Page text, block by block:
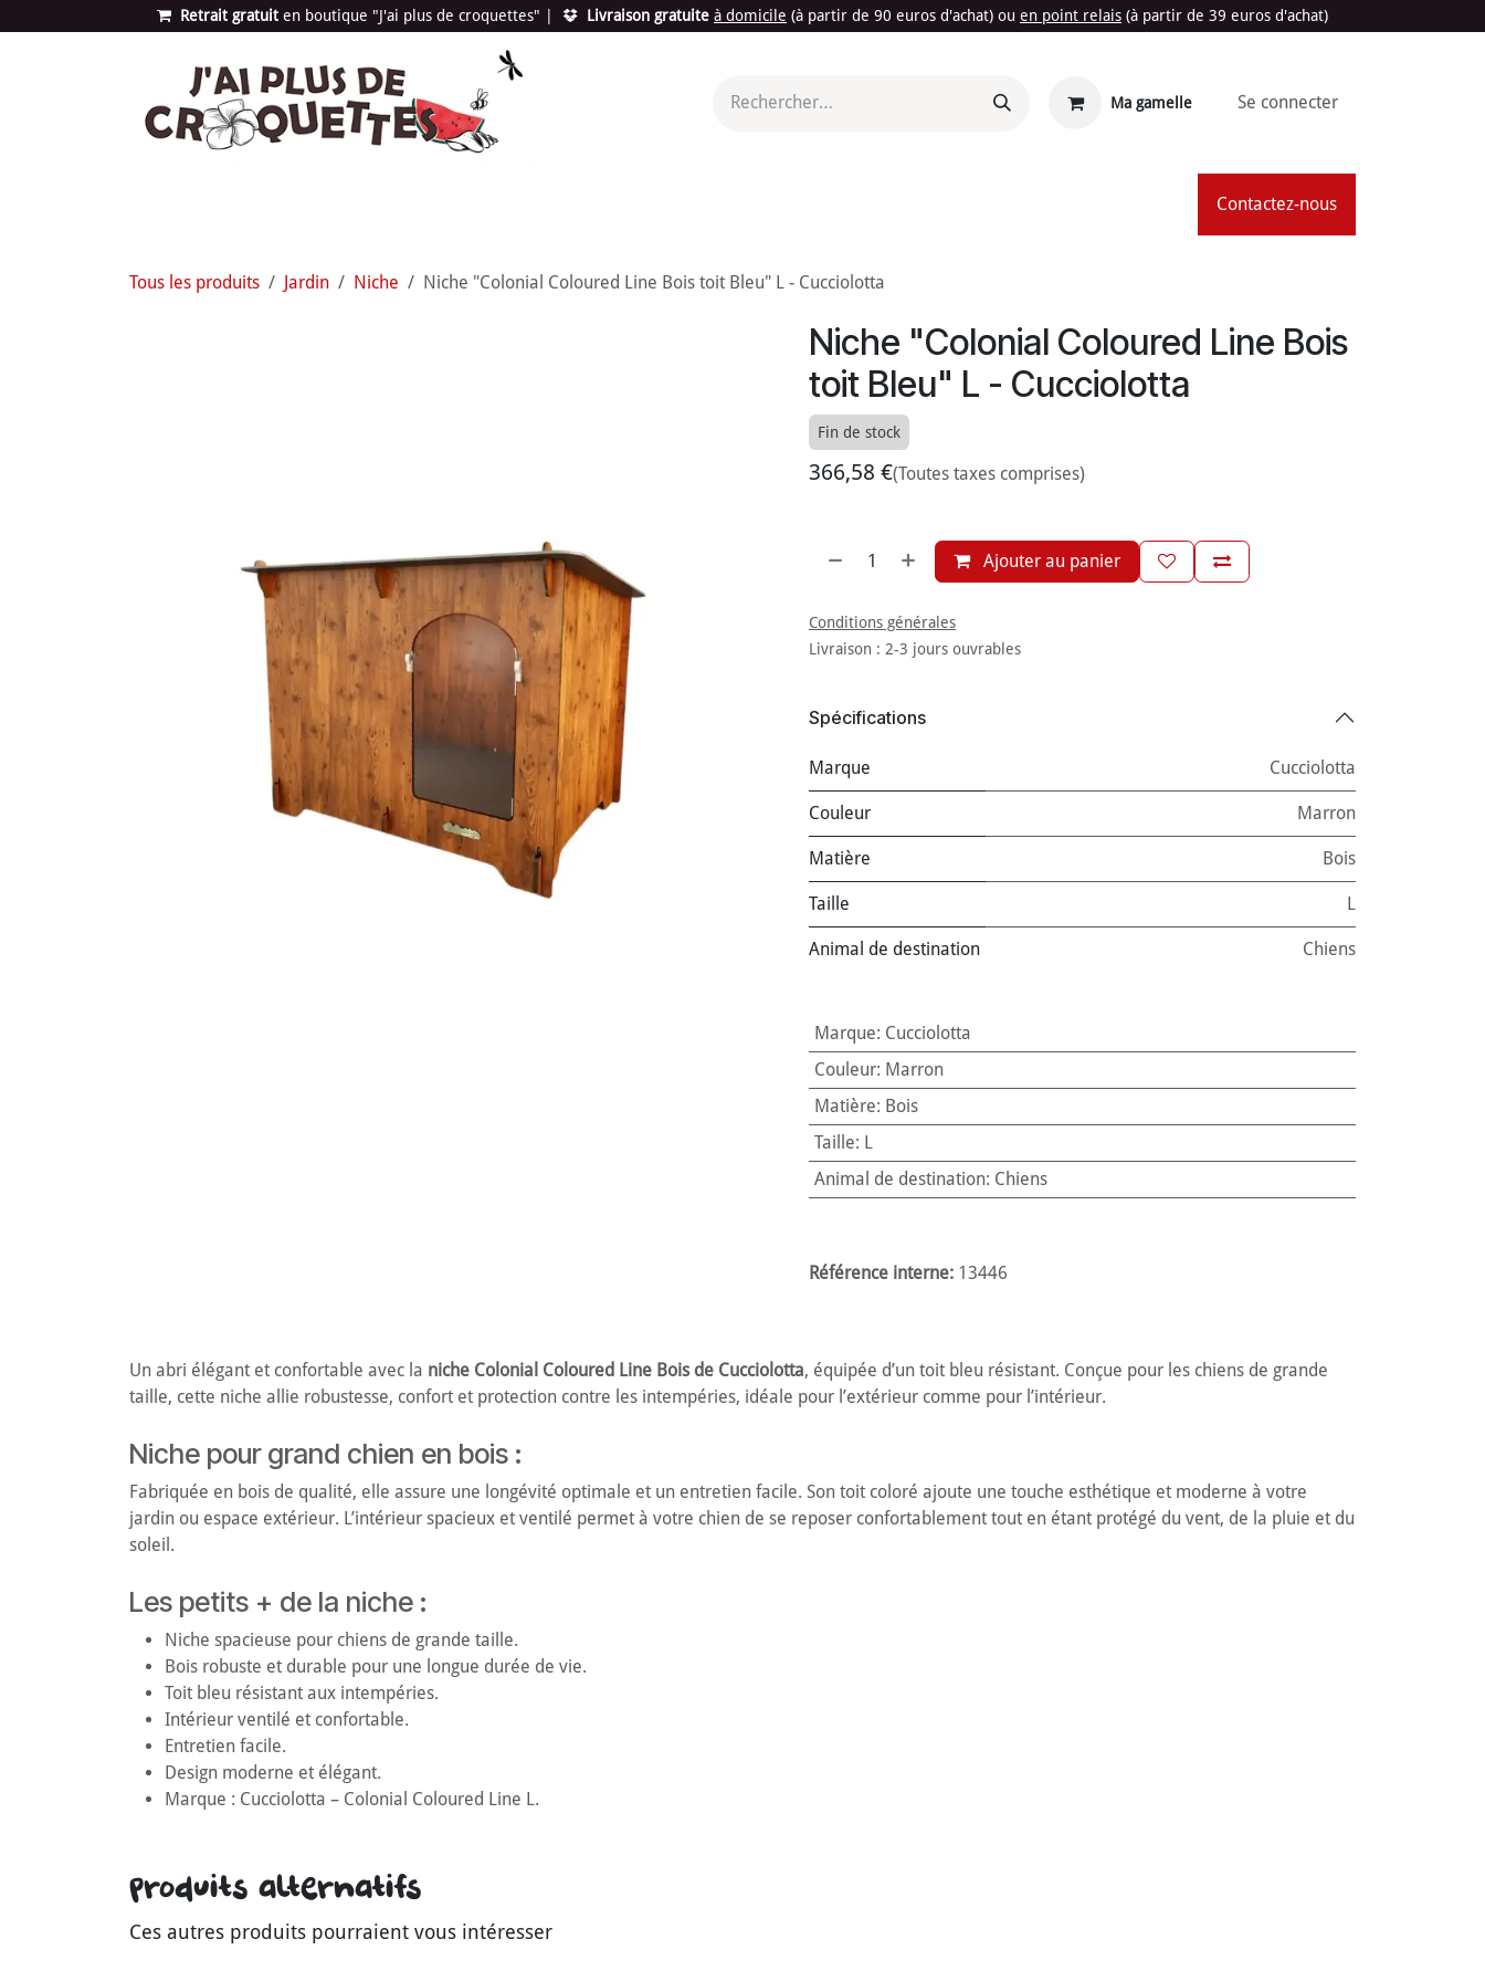
Se rendre au contenu Retrait gratuit en bou​​​​​​tique "J'ai plus de croquettes" Livraison gratuite à domicile (à partir de 90 euros d'achat) ou en point relais (à partir de 39 euros d'achat)
Ma gamelle Se connecter
Contactez-nous
Tous les produits Jardin Niche Niche "Colonial Coloured Line Bois toit Bleu" L - Cucciolotta
Niche "Colonial Coloured Line Bois
toit Bleu" L - Cucciolotta
Fin de stock
366,58 €(Toutes taxes comprises)
Ajouter au panier
Conditions générales
Livraison : 2-3 jours ouvrables
Spécifications
Marque Cucciolotta
Couleur Marron
Matière Bois
Taille L
Animal de destination Chiens
Marque: Cucciolotta
Couleur: Marron
Matière: Bois
Taille: L
Animal de destination: Chiens
Référence interne: 13446
Un abri élégant et confortable avec la niche Colonial Coloured Line Bois de Cucciolotta, équipée d’un toit bleu résistant. Conçue pour les chiens de grande
taille, cette niche allie robustesse, confort et protection contre les intempéries, idéale pour l’extérieur comme pour l’intérieur.
Niche pour grand chien en bois :
Fabriquée en bois de qualité, elle assure une longévité optimale et un entretien facile. Son toit coloré ajoute une touche esthétique et moderne à votre
jardin ou espace extérieur. L’intérieur spacieux et ventilé permet à votre chien de se reposer confortablement tout en étant protégé du vent, de la pluie et du
soleil.
Les petits + de la niche :
Niche spacieuse pour chiens de grande taille.
Bois robuste et durable pour une longue durée de vie.
Toit bleu résistant aux intempéries.
Intérieur ventilé et confortable.
Entretien facile.
Design moderne et élégant.
Marque : Cucciolotta – Colonial Coloured Line L.
Produits alternatifs
Ces autres produits pourraient vous intéresser